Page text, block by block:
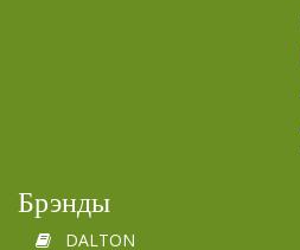
Брэнды
DALTON